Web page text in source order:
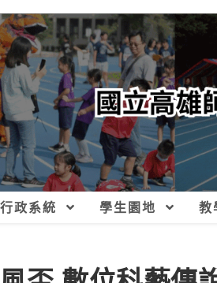
行政系統 學生園地 教